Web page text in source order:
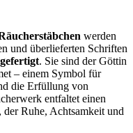
werden
und überlieferten Schriften
. Sie sind der Göttin
– einem Symbol für
die Erfüllung von
entfaltet einen
Ruhe, Achtsamkeit und